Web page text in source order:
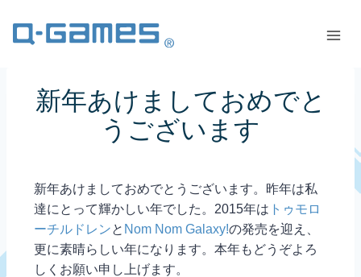
新年あけましておめでと
うございます
新年あけましておめでとうございます。昨年は私
達にとって輝かしい年でした。2015年は トゥモロ
ーチルドレンと Nom Nom Galaxy!の発売を迎え、
更に素晴らしい年になります。本年もどうぞよろ
しくお願い申し上げます。